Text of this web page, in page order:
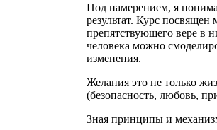
Под намерением, я
результат. Курс
препятствующего вере в
человека можно
изменения.
Желания это не только
(безопасность, любовь,
Зная принципы и